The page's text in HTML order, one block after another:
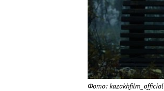
Фото: kazakhfilm_official